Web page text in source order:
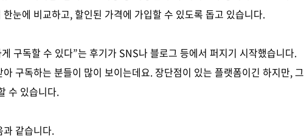
눈에 비교하고, 할인된 가격에 가입할 수 있도록 돕고 있습니다.
구독할 수 있다”는 후기가 SNS나 블로그 등에서 퍼지기 시작했습니다.
구독하는 분들이 많이 보이는데요. 장단점이 있는 플랫폼이긴 하지만, 그
수 있습니다.
과 같습니다.